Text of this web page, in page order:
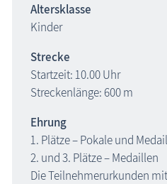
Altersklasse
Kinder
Strecke
Startzeit: 10.00 Uhr
Streckenlänge: 600 m
Ehrung
1. Plätze – Pokale und
2. und 3. Plätze – Medaillen
Die Teilnehmerurkunden